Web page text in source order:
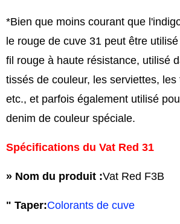
*Bien que moins courant que
le rouge de cuve 31 peut être
fil rouge à haute résistance, utilisé
tissés de couleur, les serviettes,
etc., et parfois également utilisé
denim de couleur spéciale.
Spécifications du Vat Red 31
» Nom du produit :Vat Red F3B
" Taper:Colorants de cuve